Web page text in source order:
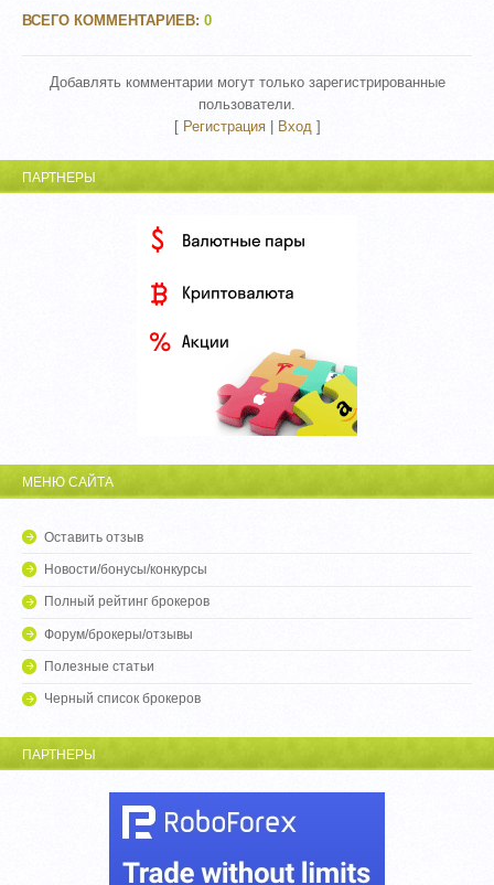
ВСЕГО КОММЕНТАРИЕВ:0
Добавлять комментарии могут только зарегистрированные
пользователи.
[ Регистрация| Вход ]
ПАРТНЕРЫ
МЕНЮ САЙТА
Оставить отзыв
Новости/бонусы/конкурсы
Полный рейтинг брокеров
Форум/брокеры/отзывы
Полезные статьи
Черный список брокеров
ПАРТНЕРЫ